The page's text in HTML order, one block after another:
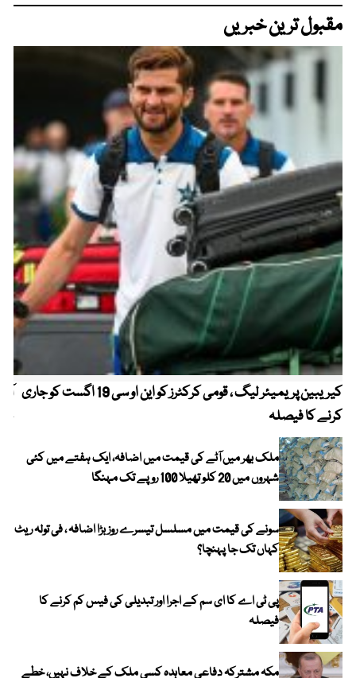
مقبول ترین خبریں
کیریبین پریمیئر لیگ ، قومی کرکٹرز کو این او سی 19 اگست کو جاری
کرنے کا فیصلہ
ملک بھر میں آٹے کی قیمت میں اضافہ، ایک ہفتے میں کئی
شہروں میں 20 کلو تھیلا 100 روپے تک مہنگا
سونے کی قیمت میں مسلسل تیسرے روز بڑا اضافہ ، فی تولہ ریٹ
کہاں تک جا پہنچا؟
پی ٹی اے کا ای سم کے اجرا اور تبدیلی کی فیس کم کرنے کا
فیصلہ
مکہ مشترکہ دفاعی معاہدہ کسی ملک کے خلاف نہیں، خطے